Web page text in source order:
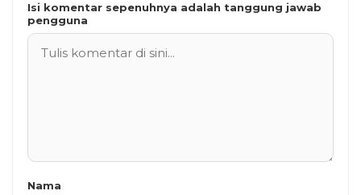
Isi komentar sepenuhnya adalah tanggung jawab
pengguna
Nama